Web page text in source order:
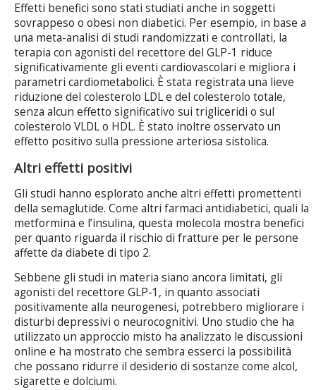
Effetti benefici sono stati studiati anche in soggetti
sovrappeso o obesi non diabetici. Per esempio, in base a
una meta-analisi di studi randomizzati e controllati, la
terapia con agonisti del recettore del GLP-1 riduce
significativamente gli eventi cardiovascolari e migliora i
parametri cardiometabolici. È stata registrata una lieve
riduzione del colesterolo LDL e del colesterolo totale,
senza alcun effetto significativo sui trigliceridi o sul
colesterolo VLDL o HDL. È stato inoltre osservato un
effetto positivo sulla pressione arteriosa sistolica.
Altri effetti positivi
Gli studi hanno esplorato anche altri effetti promettenti
della semaglutide. Come altri farmaci antidiabetici, quali la
metformina e l’insulina, questa molecola mostra benefici
per quanto riguarda il rischio di fratture per le persone
affette da diabete di tipo 2.
Sebbene gli studi in materia siano ancora limitati, gli
agonisti del recettore GLP-1, in quanto associati
positivamente alla neurogenesi, potrebbero migliorare i
disturbi depressivi o neurocognitivi. Uno studio che ha
utilizzato un approccio misto ha analizzato le discussioni
online e ha mostrato che sembra esserci la possibilità
che possano ridurre il desiderio di sostanze come alcol,
sigarette e dolciumi.